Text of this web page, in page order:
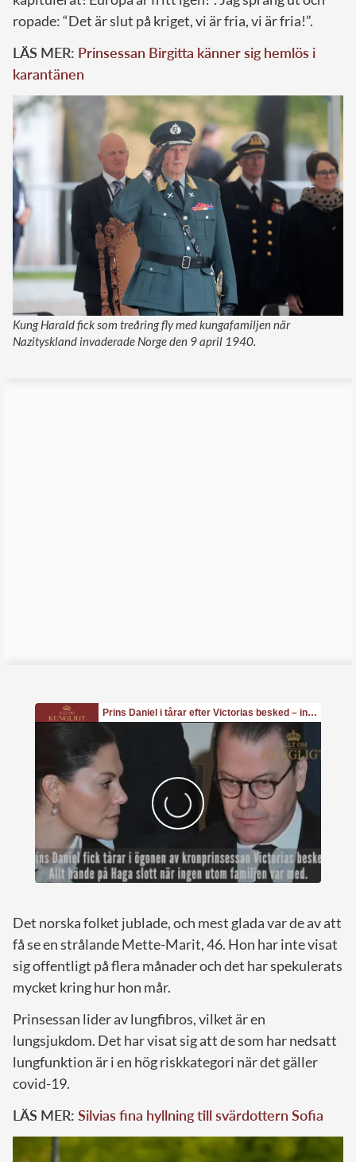
ropade: “Det är slut på kriget, vi är fria, vi är fria!”.
LÄS MER: Prinsessan Birgitta känner sig hemlös i
karantänen
Kung Harald fick som treåring fly med kungafamiljen när
Nazityskland invaderade Norge den 9 april 1940.
Det norska folket jublade, och mest glada var de av att
få se en strålande Mette-Marit, 46. Hon har inte visat
sig offentligt på flera månader och det har spekulerats
mycket kring hur hon mår.
Prinsessan lider av lungfibros, vilket är en
lungsjukdom. Det har visat sig att de som har nedsatt
lungfunktion är i en hög riskkategori när det gäller
covid-19.
LÄS MER: Silvias fina hyllning till svärdottern Sofia